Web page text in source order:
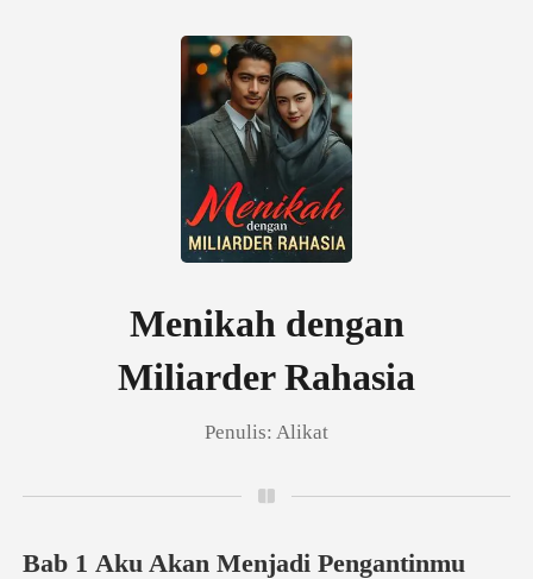
Pengisian Ulang
Riwayat Membaca
Keluar
Menikah dengan
Miliarder Rahasia
Penulis: Alikat
Bab 1 Aku Akan Menjadi Pengantinmu